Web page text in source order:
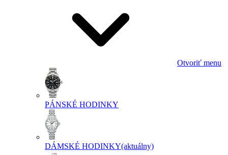
Otvoriť menu
PÁNSKÉ HODINKY
DÁMSKÉ HODINKY(aktuálny)